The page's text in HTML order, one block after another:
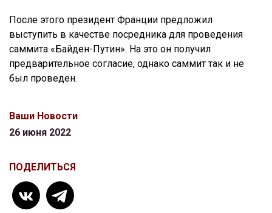
После этого президент Франции предложил
выступить в качестве посредника для проведения
саммита «Байден-Путин». На это он получил
предварительное согласие, однако саммит так и не
был проведен.
Ваши Новости
26 июня 2022
ПОДЕЛИТЬСЯ